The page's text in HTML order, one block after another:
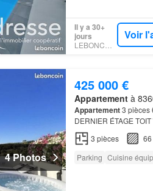
Il y a 30+
jours
Voir
4 Photos
425 000 €
Appartementà
Appartement3 pièces
DERNIER ÉTAGE TOIT
Fréjus.Résidence
ce T…
3 pièces
66
Parking Cuisine